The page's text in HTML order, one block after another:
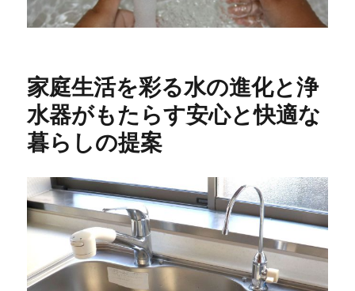
家庭生活を彩る水の進化と浄
水器がもたらす安心と快適な
暮らしの提案